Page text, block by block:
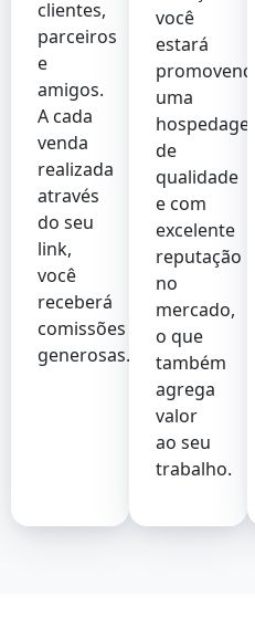
clientes,
parceiros
e
amigos.
A cada
venda
realizada
através
do seu
link,
você
receberá
comissões
generosas.
você
estará
promovendo
uma
hospedagem
de
qualidade
e com
excelente
reputação
no
mercado,
o que
também
agrega
valor
ao seu
trabalho.